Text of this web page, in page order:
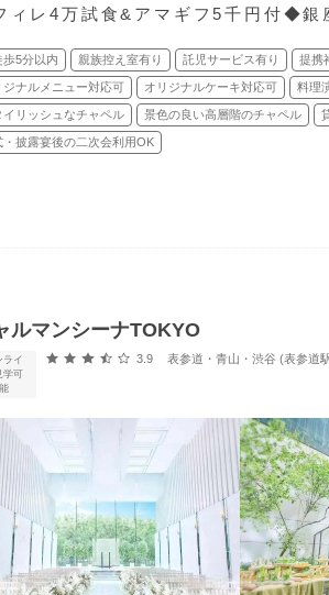
ィレ4万試食&アマギフ5千円付◆銀
歩5分以内 親族控え室有り 託児サービス有り 提携
ジナルメニュー対応可 オリジナルケーキ対応可 料理
イリッシュなチャペル 景色の良い高層階のチャペル
・披露宴後の二次会利用OK
ルマンシーナTOKYO
ライ
学可
能
口コミ評価
3.9 表参道・青山・渋谷 (表参道